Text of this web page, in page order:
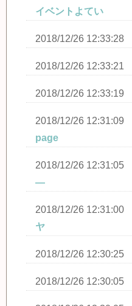
イベントよてい
2018/12/26 12:33:28
2018/12/26 12:33:21
2018/12/26 12:33:19
2018/12/26 12:31:09
page
2018/12/26 12:31:05
―
2018/12/26 12:31:00
ヤ
2018/12/26 12:30:25
2018/12/26 12:30:05